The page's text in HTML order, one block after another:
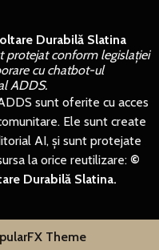
Durabilă Slatina
protejat conform legislației
cu chatbot-ul
ADDS.
sunt oferite cu acces
Ele sunt create
AI, și sunt protejate
la orice reutilizare: ©
Durabilă Slatina.
Theme